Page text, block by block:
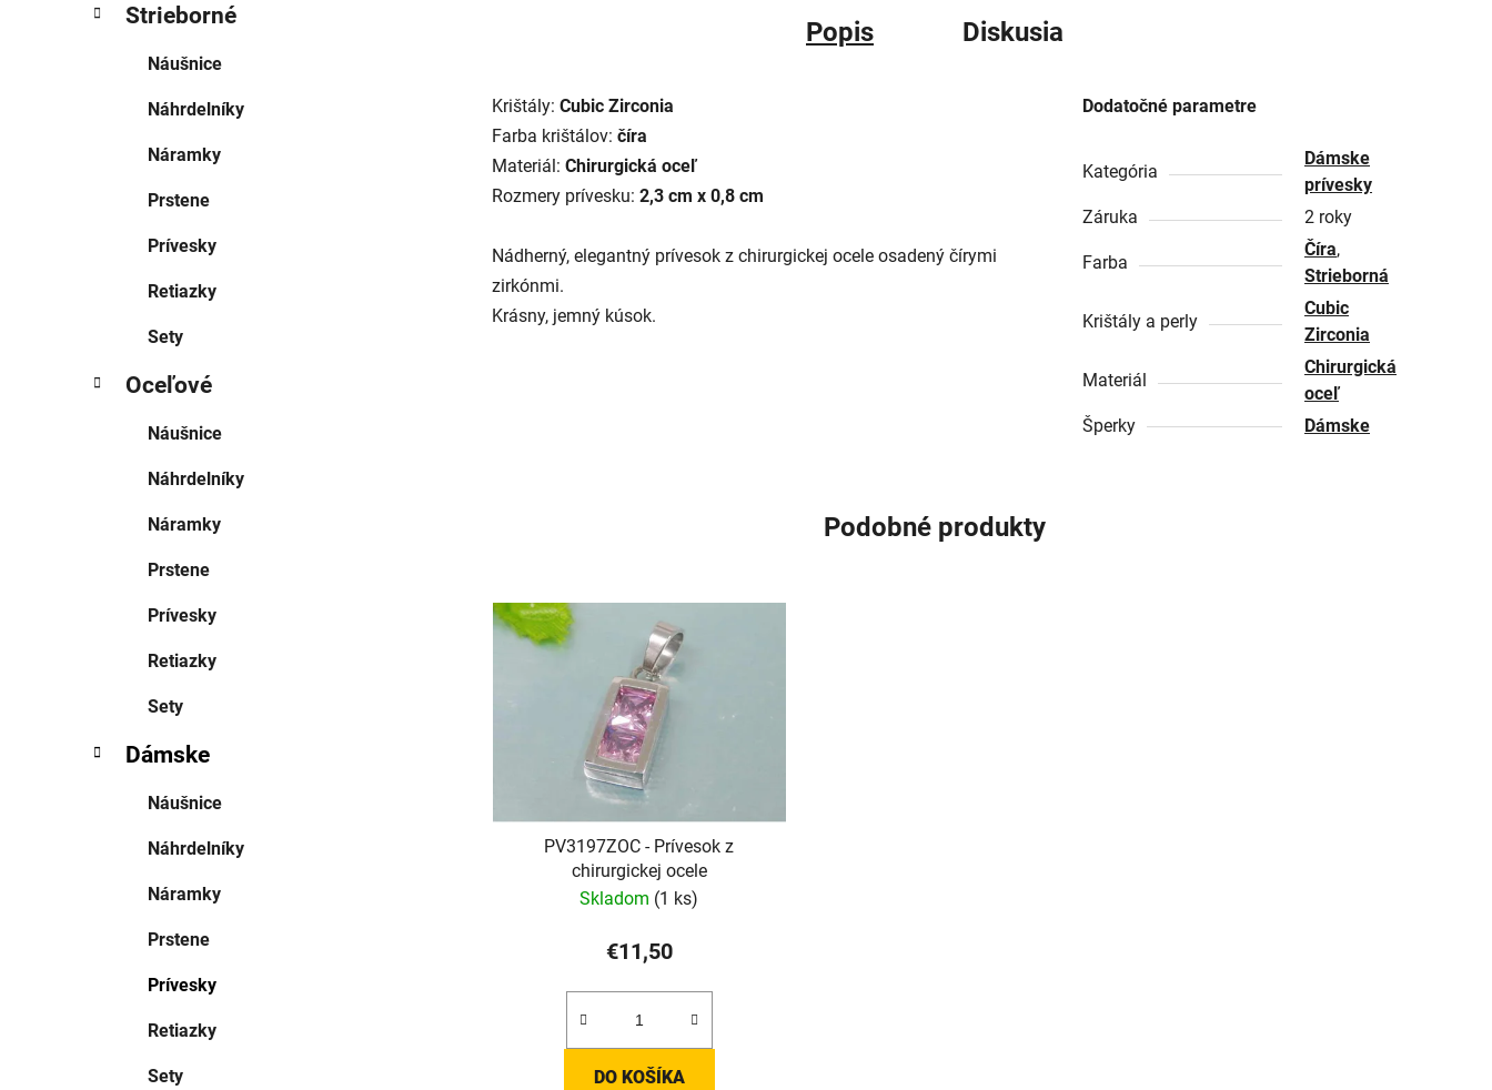
Strieborné
Náušnice
Náhrdelníky
Náramky
Prstene
Prívesky
Retiazky
Sety
Oceľové
Náušnice
Náhrdelníky
Náramky
Prstene
Prívesky
Retiazky
Sety
Dámske
Náušnice
Náhrdelníky
Náramky
Prstene
Prívesky
Retiazky
Sety
Popis Diskusia
Krištály: Cubic Zirconia
Farba krištálov: číra
Materiál: Chirurgická oceľ
Rozmery prívesku: 2,3 cm x 0,8 cm
Nádherný, elegantný prívesok z chirurgickej ocele osadený čírymi
zirkónmi.
Krásny, jemný kúsok.
Dodatočné parametre
Kategória
Dámske
prívesky
Záruka
2 roky
Farba
Číra,
Strieborná
Krištály a perly
Cubic
Zirconia
Materiál
Chirurgická
oceľ
Šperky
Dámske
Podobné produkty
PV3197ZOC - Prívesok z
chirurgickej ocele
Skladom (1 ks)
€11,50
DO KOŠÍKA